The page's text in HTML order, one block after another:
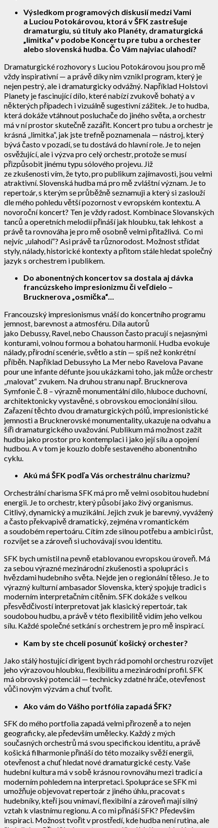
Výsledkom programových diskusií medzi Vami
a Luciou Potokárovou, ktorá v ŠFK zastrešuje
dramaturgiu, sú tituly ako Planéty, dramaturgická
„limitka“ v podobe Koncertu pre tubu a orchester
alebo slovenská hudba. Čo Vám najviac ulahodí?
Dramaturgické rozhovory s Luciou Potokárovou jsou pro mě
vždy inspirativní — a právě díky nim vznikl program, který je
nejen pestrý, ale i dramaturgicky odvážný. Například Holstovi
Planety je fascinující dílo, které nabízí zvukově bohatý a v
některých případech i vizuálně sugestivní zážitek. Je to hudba,
která dokáže vtáhnout posluchače do jiného světa, a orchestr
má v ní prostor skutečně zazářit. Koncert pro tubu a orchestr je
krásná „limitka“, jak jste trefně poznamenala — nástroj, který
bývá často v pozadí, se tu dostává do hlavní role. Je to nejen
osvěžující, ale i výzva pro celý orchestr, protože se musí
přizpůsobit jinému typu sólového projevu. Již
ze zkušenosti vím, že tyto, pro publikum zajímavosti, jsou velmi
atraktivní. Slovenská hudba má pro mě zvláštní význam. Je to
repertoár, s kterým se průběžně seznamuji a který si zaslouží
dle mého pohledu větší pozornost v evropském kontextu. A
novoroční koncert? Ten je vždy radost. Kombinace Slovanských
tanců a operetních melodií přináší jak hloubku, tak lehkost a
právě ta rovnováha je pro mě osobně velmi přitažlivá. Co mi
nejvíc „ulahodí“? Asi právě ta různorodost. Možnost střídat
styly, nálady, historické kontexty a přitom stále hledat společný
jazyk s orchestrem i publikem.
Do abonentných koncertov sa dostala aj dávka
francúzskeho impresionizmu či veľdielo –
Brucknerova „osmička“…
Francouzský impresionismus vnáší do koncertního programu
jemnost, barevnost a atmosféru. Díla autorů
jako Debussy, Ravel, nebo Chausson často pracují s nejasnými
konturami, volnou formou a bohatou harmonií. Hudba evokuje
nálady, přírodní scenérie, světlo a stín — spíš než konkrétní
příběh. Například Debussyho La Mer nebo Ravelova Pavane
pour une infante défunte jsou ukázkami toho, jak může orchestr
„malovat“ zvukem. Na druhou stranu např. Brucknerova
Symfonie č. 8 – výrazně monumentální dílo, hluboce duchovní,
architektonicky vystavěné, s obrovskou emocionální silou.
Zařazení těchto dvou dramaturgických pólů, impresionistické
jemnosti a Brucknerovské monumentality, ukazuje na odvahu a
šíři dramaturgického uvažování. Publikum má možnost zažít
hudbu jako prostor pro kontemplaci i jako její sílu a opojení
hudbou. A v tom je kouzlo dobře sestaveného abonentního
cyklu.
Akú má ŠFK podľa Vás orchestrálnu charizmu?
Orchestrální charisma SFK má pro mě velmi osobitou hudební
energii. Je to orchestr, který působí jako živý organismus.
Citlivý, dynamický a muzikální. Jejich zvuk je barevný, vyvážený
a často překvapivě dramatický, zejména v romantickém
a soudobém repertoáru. Cítím zde silnou potřebu a ambici růst,
rozvíjet se a zároveň si uchovávají svou identitu.
SFK bych umístil na pevně etablovanou evropskou úroveň. Má
za sebou výrazné mezinárodní zkušenosti a spolupráci s
hvězdami hudebního světa. Nejde jen o regionální těleso. Je to
výrazný kulturní ambasador Slovenska, který spojuje tradici s
moderním interpretačním cítěním. SFK dokáže s velkou
přesvědčivostí interpretovat jak klasický repertoár, tak
soudobou hudbu, a právě v této flexibilitě vidím jeho velkou
sílu. Každé společné setkání s orchestrem je pro mě inspirací.
Kam by ste chceli posunúť košický orchester?
Jako stálý hostující dirigent bych rád pomohl orchestru rozvíjet
jeho výrazovou hloubku, flexibilitu a mezinárodní profil. SFK
má obrovský potenciál — technicky zdatné hráče, otevřenost
vůči novým výzvám a chuť tvořit.
Ako vám do Vášho portfólia zapadá ŠFK?
SFK do mého portfolia zapadá velmi přirozeně a to nejen
geograficky, ale především umělecky. Každý z mých
současných orchestrů má svou specifickou identitu, a právě
košická filharmonie přináší do této mozaiky svěží energii,
otevřenost a chuť hledat nové dramaturgické cesty. Vaše
hudební kultura má v sobě krásnou rovnováhu mezi tradicí a
moderním pohledem na interpretaci. Spolupráce se SFK mi
umožňuje objevovat repertoár z jiného úhlu, pracovat s
hudebníky, kteří jsou vnímaví, flexibilní a zároveň mají silný
vztah k vlastnímu regionu. A co mi přináší SFK? Především
inspiraci. Možnost tvořit v prostředí, kde hudba není rutina, ale